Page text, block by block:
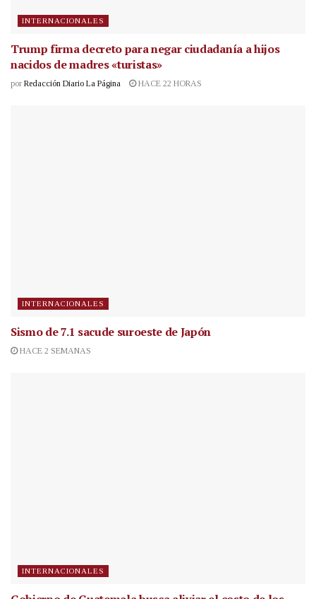
INTERNACIONALES
Trump firma decreto para negar ciudadanía a hijos
nacidos de madres «turistas»
por Redacción Diario La Página HACE 22 HORAS
INTERNACIONALES
Sismo de 7.1 sacude suroeste de Japón
HACE 2 SEMANAS
INTERNACIONALES